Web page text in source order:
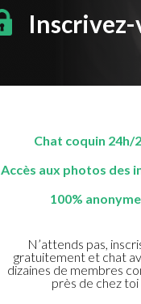
Chat coquin 24h/
Accès aux photos des
100% anonyme
N’attends pas,
gratuitement et chat
dizaines de membres
près de chez toi